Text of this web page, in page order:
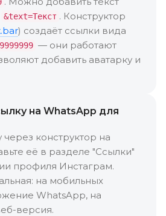
&text=Текст . Конструктор
) создаёт ссылки вида
— они работают
добавить аватарку и
на WhatsApp для
через конструктор на
её в разделе "Ссылки"
профиля Инстаграм.
на мобильных
WhatsApp, на
версия.